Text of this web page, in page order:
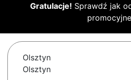
Gratulacje! Sprawdź jak
Olsztyn
Olsztyn